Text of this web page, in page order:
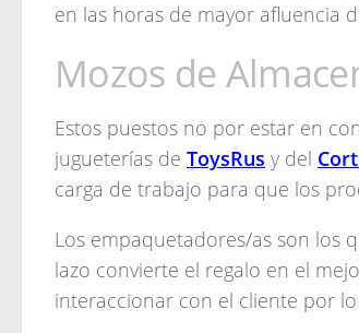
en las horas de mayor afluencia
Mozos de
Estos puestos no por estar en
jugueterías de ToysRus y del
carga de trabajo para que los
Los empaquetadores/as son los
lazo convierte el regalo en el
interaccionar con el cliente por